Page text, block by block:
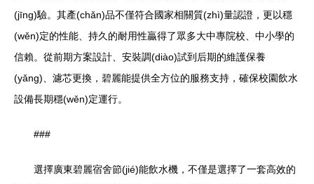
(jīng)驗。其產(chǎn)品不僅符合國家相關質(zhì)量認證，更以穩
(wěn)定的性能、持久的耐用性贏得了眾多大中專院校、中小學的
信賴。從前期方案設計、安裝調(diào)試到后期的維護保養
(yǎng)、濾芯更換，碧麗能提供全方位的服務支持，確保校園飲水
設備長期穩(wěn)定運行。
###
選擇廣東碧麗宿舍節(jié)能飲水機，不僅是選擇了一套高效的